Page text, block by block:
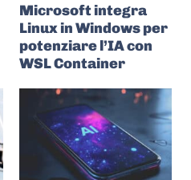
Microsoft integra
Linux in Windows per
potenziare l’IA con
WSL Container